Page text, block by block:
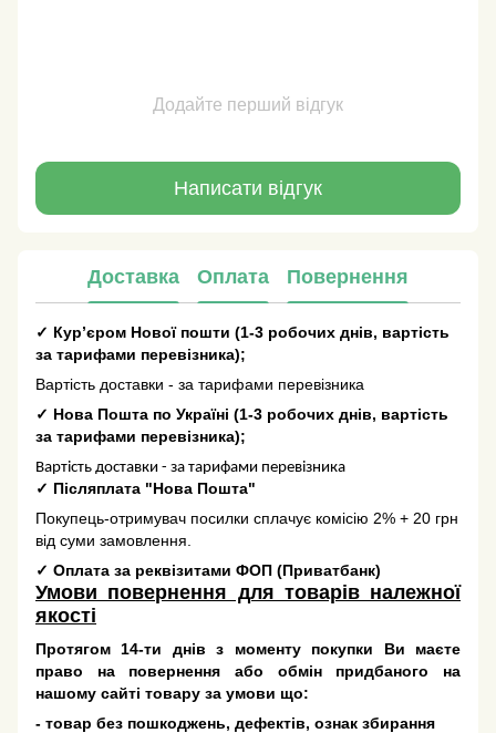
Додайте перший відгук
Написати відгук
Доставка Оплата Повернення
✓ Кур’єром Нової пошти (1-3 робочих днів, вартість
за тарифами перевізника);
Вартість доставки - за тарифами перевізника
✓ Нова Пошта по Україні (1-3 робочих днів, вартість
за тарифами перевізника);
Вартість доставки - за тарифами перевізника
✓ Післяплата "Нова Пошта"
Покупець-отримувач посилки сплачує комісію 2% + 20 грн
від суми замовлення.
✓ Оплата за реквізитами ФОП (Приватбанк)
Умови повернення для товарів належної
якості
Протягом 14-ти днів з моменту покупки Ви маєте
право на повернення або обмін придбаного на
нашому сайті товару за умови що:
- товар без пошкоджень, дефектів, ознак збирання